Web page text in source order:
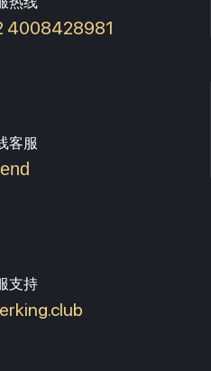
4008428981
客服
支持